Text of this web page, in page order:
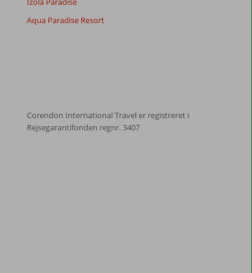
Aqua Paradise Resort
Corendon International Travel er registreret i
Rejsegarantifonden regnr. 3407